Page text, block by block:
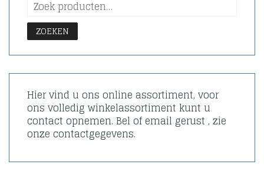
ZOEKEN
Hier vind u ons online assortiment, voor
ons volledig winkelassortiment kunt u
contact opnemen. Bel of email gerust , zie
onze contactgegevens.